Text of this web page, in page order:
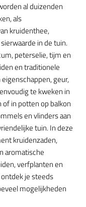
al duizenden
als
kruidenthee,
in de tuin.
peterselie, tijm en
en traditionele
geur,
te kweken in
in potten op balkon
en vlinders aan
tuin. In deze
kruidenzaden,
aromatische
verfplanten en
je steeds
mogelijkheden